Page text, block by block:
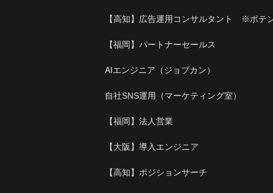
【高知】広告運用コンサルタント ※ポテ
【福岡】パートナーセールス
AIエンジニア（ジョブカン）
自社SNS運用（マーケティング室）
【福岡】法人営業
【大阪】導入エンジニア
【高知】ポジションサーチ